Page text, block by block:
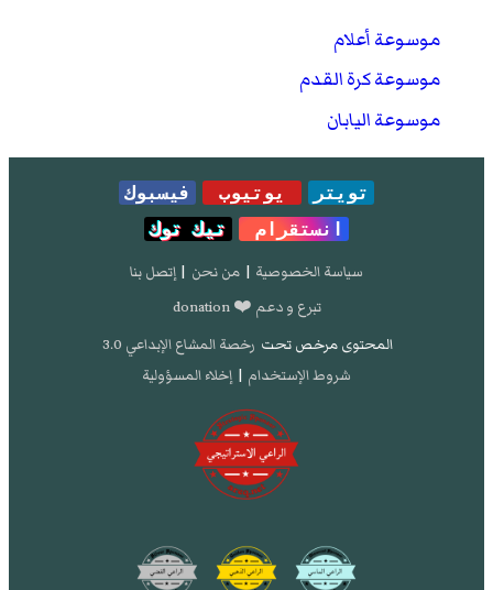
موسوعة أعلام
موسوعة كرة القدم
موسوعة اليابان
تويتر يوتيوب
فيسبوك
انستقرام
تيك توك
سياسة الخصوصية | من نحن | إتصل بنا
تبرع و دعم ❤️ donation
المحتوى مرخص تحت رخصة المشاع الإبداعي 3.0
شروط الإستخدام | إخلاء المسؤولية